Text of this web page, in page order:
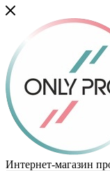
Интернет-магазин